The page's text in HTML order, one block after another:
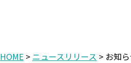
HOME > ニュースリリース > お知